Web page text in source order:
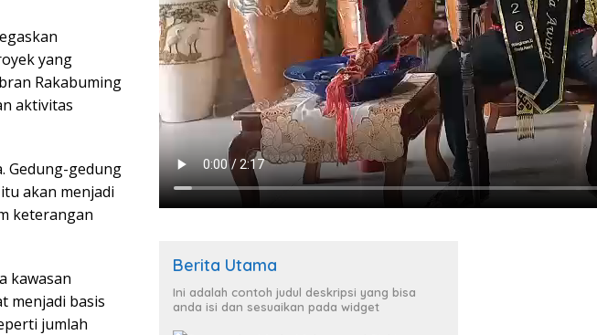
yang
Rakabuming
aktivitas
Gedung-gedung
akan menjadi
keterangan
kawasan
menjadi basis
jumlah
Berita Utama
Ini adalah contoh judul deskripsi yang bisa
anda isi dan sesuaikan pada widget